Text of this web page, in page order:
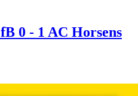
0 - 1 AC Horsens